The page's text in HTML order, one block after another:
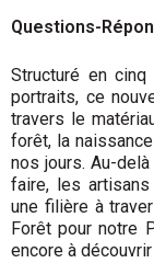
Questions-
Structuré en
portraits, ce
travers le
forêt, la
nos jours. Au-
faire, les
une filière à
Forêt pour notre
encore à